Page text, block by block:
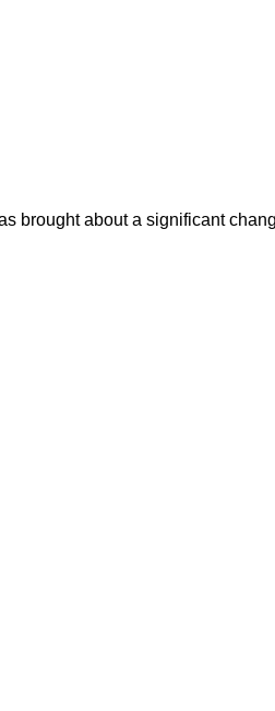
brought about a significant